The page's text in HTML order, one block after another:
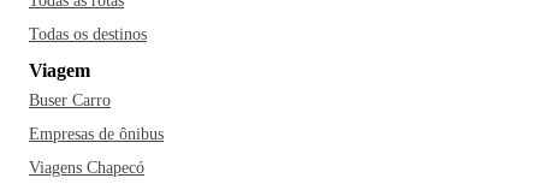
aprenda um pouco mais sobre a história rica de Uberlândia.
Tá esperando o quê? Corre para Uberlândia!
Todas os destinos
Viagem
Buser Carro
Empresas de ônibus
Viagens Chapecó